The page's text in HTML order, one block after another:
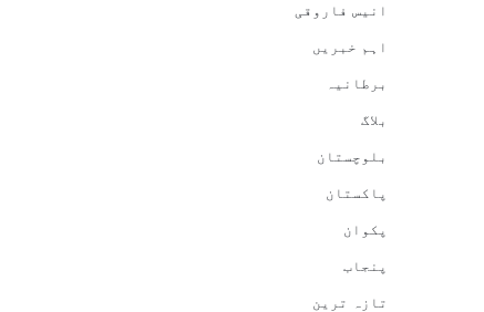
انیس فاروقی
اہم خبریں
برطانیہ
بلاگ
بلوچستان
پاکستان
پکوان
پنجاب
تازہ ترین